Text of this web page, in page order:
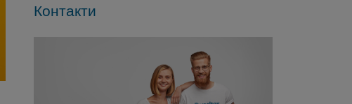
Контакти